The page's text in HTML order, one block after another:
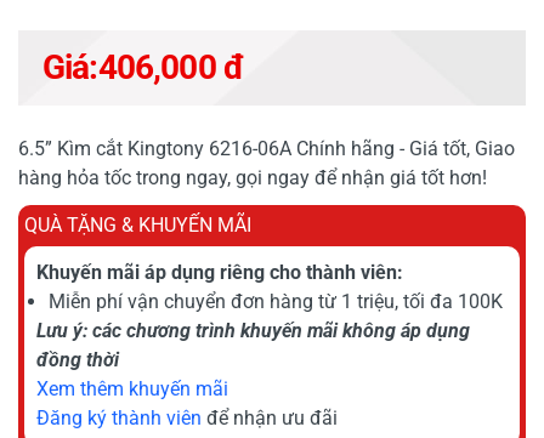
Giá:406,000 đ
6.5” Kìm cắt Kingtony 6216-06A Chính hãng - Giá tốt, Giao
hàng hỏa tốc trong ngay, gọi ngay để nhận giá tốt hơn!
QUÀ TẶNG & KHUYẾN MÃI
Khuyến mãi áp dụng riêng cho thành viên:
Miễn phí vận chuyển đơn hàng từ 1 triệu, tối đa 100K
Lưu ý: các chương trình khuyến mãi không áp dụng
đồng thời
Xem thêm khuyến mãi
Đăng ký thành viên để nhận ưu đãi